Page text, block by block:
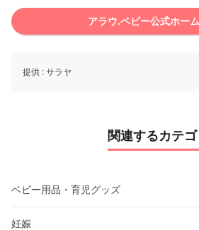
アラウ.ベビー公式ホー
提供 : サラヤ
関連するカテゴ
ベビー用品・育児グッズ
妊娠